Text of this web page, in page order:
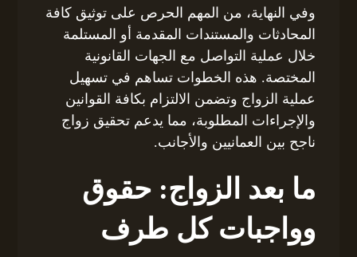
وفي النهاية، من المهم الحرص على توثيق كافة
المحادثات والمستندات المقدمة أو المستلمة
خلال عملية التواصل مع الجهات القانونية
المختصة. هذه الخطوات تساهم في تسهيل
عملية الزواج وتضمن الالتزام بكافة القوانين
والإجراءات المطلوبة، مما يدعم تحقيق زواج
ناجح بين العمانيين والأجانب.
ما بعد الزواج: حقوق
وواجبات كل طرف